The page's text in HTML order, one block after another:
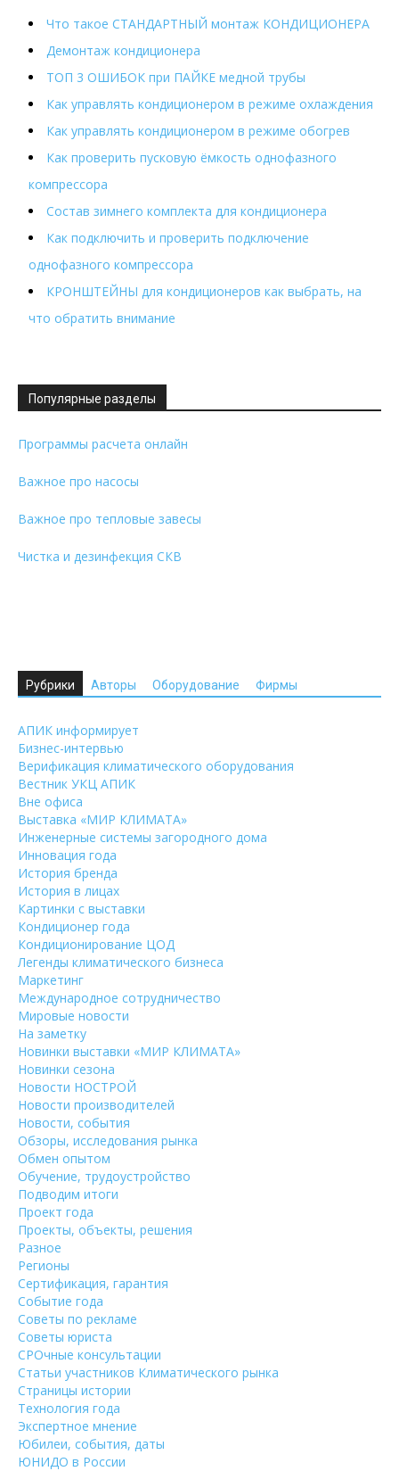
Что такое СТАНДАРТНЫЙ монтаж КОНДИЦИОНЕРА
Демонтаж кондиционера
ТОП 3 ОШИБОК при ПАЙКЕ медной трубы
Как управлять кондиционером в режиме охлаждения
Как управлять кондиционером в режиме обогрев
Как проверить пусковую ёмкость однофазного
компрессора
Состав зимнего комплекта для кондиционера
Как подключить и проверить подключение
однофазного компрессора
КРОНШТЕЙНЫ для кондиционеров как выбрать, на
что обратить внимание
Популярные разделы
Программы расчета онлайн
Важное про насосы
Важное про тепловые завесы
Чистка и дезинфекция СКВ
Рубрики Авторы Оборудование Фирмы
АПИК информирует
Бизнес-интервью
Верификация климатического оборудования
Вестник УКЦ АПИК
Вне офиса
Выставка «МИР КЛИМАТА»
Инженерные системы загородного дома
Инновация года
История бренда
История в лицах
Картинки с выставки
Кондиционер года
Кондиционирование ЦОД
Легенды климатического бизнеса
Маркетинг
Международное сотрудничество
Мировые новости
На заметку
Новинки выставки «МИР КЛИМАТА»
Новинки сезона
Новости НОСТРОЙ
Новости производителей
Новости, события
Обзоры, исследования рынка
Обмен опытом
Обучение, трудоустройство
Подводим итоги
Проект года
Проекты, объекты, решения
Разное
Регионы
Сертификация, гарантия
Событие года
Советы по рекламе
Советы юриста
СРОчные консультации
Статьи участников Климатического рынка
Страницы истории
Технология года
Экспертное мнение
Юбилеи, события, даты
ЮНИДО в России